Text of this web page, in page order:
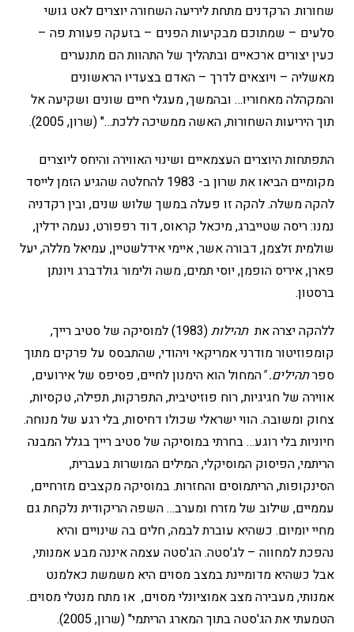
שחורות. הרקדנים מתחת ליריעה השחורה יוצרים לאט גושי
סלעים – שמתוכם מבקיעות הפנים – בזעקה פעורת פה –
כעין יצורים ארכאיים ובתהליך של התהוות הם מתנערים
מאשליה – ויוצאים לדרך – האדם בצעדיו הראשונים
והמקהלה מאחוריו… ובהמשך, מעגלי חיים שונים ושקיעה אל
תוך היריעות השחורות, האשה ממשיכה ללכת…" (שרון, 2005).
התפתחות היוצרים העצמאיים ושינוי האווירה והיחס ליוצרים
מקומיים הביאו את שרון ב- 1983 להחלטה שהגיע הזמן לייסד
להקה משלה. להקה זו פעלה במשך שלוש שנים, ובין רקדניה
נמנו: ריסה שטייברג, מיכאל קראוס, דוד רפפורט, נעמה ידלין,
שולמית זלצמן, דבורה אשר, איימי אידלשטיין, עמיאל מללה, יעל
פארן, איריס הופמן, יוסי תמים, משה ולימור גולדברג ויונתן
ברסטון.
ללהקה יצרה אתתהילות
(1983) למוסיקה של סטיב רייך,
קומפוזיטור מודרני אמריקאי ויהודי, שהתבסס על פרקים מתוך
ספרתהילים. "המחול הוא הימנון לחיים, פסיפס של אירועים,
אווירה של חגיגיות, רוח פוזיטיבית, התפרקות, תפילה, טקסיות,
צחוק ומשובה. הווי ישראלי שכולו דחיסות, בלי רגע של מנוחה.
חיוניות בלי רוגע… בחרתי במוסיקה של סטיב רייך בגלל המבנה
הריתמי, הפיסוק המוסיקלי, המילים המושרות בעברית,
הסינקופות, הריתמוסים והחזרות. במוסיקה מקצבים מזרחיים,
עממיים, שילוב של מזרח ומערב… השפה הריקודית נלקחת גם
מחיי יומיום. כשהיא עוברת לבמה, חלים בה שינויים והיא
נהפכת למחווה – לג'סטה. הג'סטה עצמה איננה מבע אמנותי,
אבל כשהיא מדומיינת במצב מסוים היא משמשת כאלמנט
אמנותי, מעבירה מצב אמוציונלי מסוים, או מתח מנטלי מסוים.
הטמעתי את הג'סטה בתוך המארג הריתמי" (שרון, 2005).